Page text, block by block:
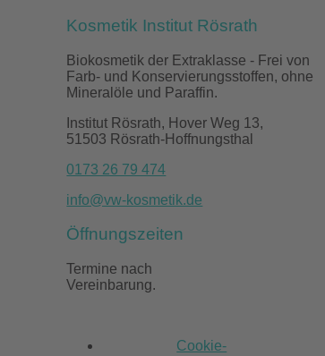
Kosmetik Institut Rösrath
Biokosmetik der Extraklasse - Frei von
Farb- und Konservierungsstoffen, ohne
Mineralöle und Paraffin.
Institut Rösrath, Hover Weg 13,
51503 Rösrath-Hoffnungsthal
0173 26 79 474
info@vw-kosmetik.de
Öffnungszeiten
Termine nach
Vereinbarung.
Cookie-